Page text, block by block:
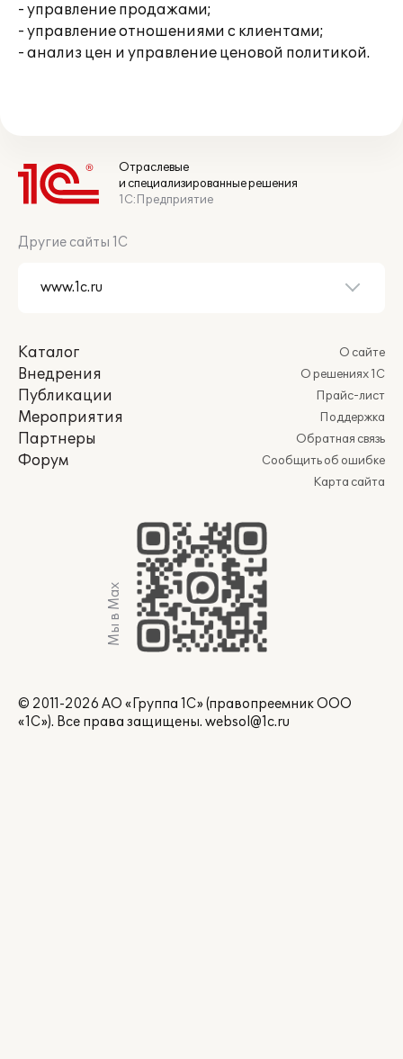
- управление продажами;
- управление отношениями с клиентами;
- анализ цен и управление ценовой политикой.
Отраслевые
и специализированные решения
1С:Предприятие
Другие сайты 1С
Каталог
Внедрения
Публикации
Мероприятия
Партнеры
Форум
О сайте
О решениях 1С
Прайс-лист
Поддержка
Обратная связь
Сообщить об ошибке
Карта сайта
Мы в Max
© 2011-2026 АО «Группа 1С» (правопреемник ООО
«1С»). Все права защищены. websol@1c.ru